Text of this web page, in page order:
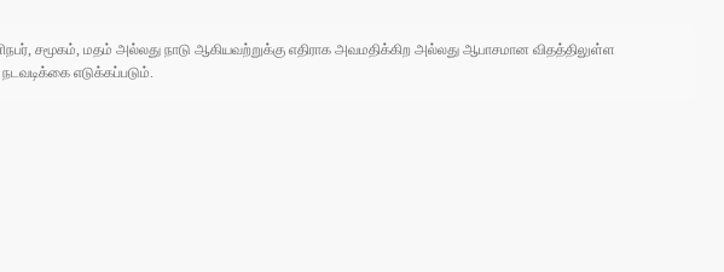
சமூகம், மதம் அல்லது நாடு ஆகியவற்றுக்கு எதிராக அவமதிக்கிற அல்லது ஆபாசமான விதத்திலுள்ள
எடுக்கப்படும்.